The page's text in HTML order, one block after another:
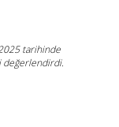
tarihinde
değerlendirdi.